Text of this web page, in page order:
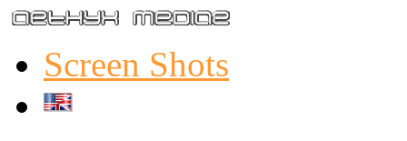
Screen Shots